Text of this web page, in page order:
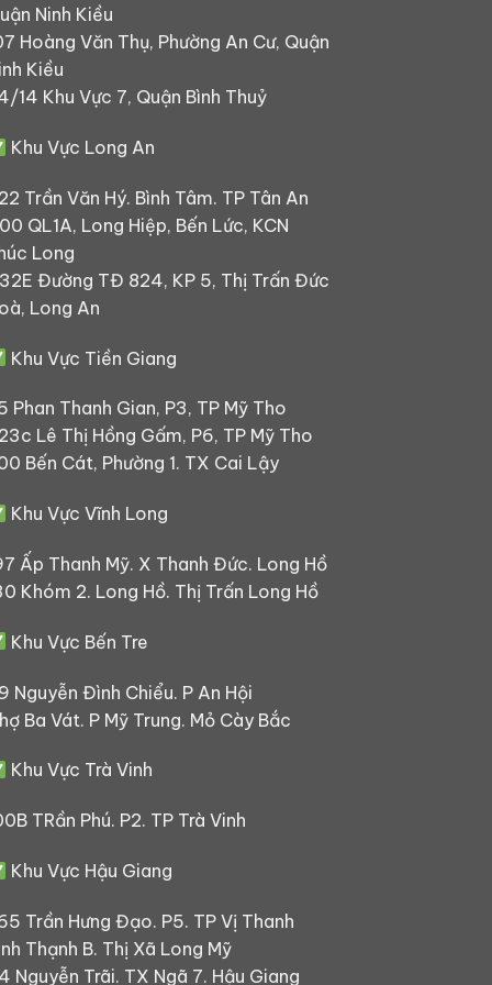
Ninh Kiều
Hoàng Văn Thụ, Phường An Cư, Quận
Kiều
14 Khu Vực 7, Quận Bình Thuỷ
Khu Vực Long An
Trần Văn Hý. Bình Tâm. TP Tân An
QL1A, Long Hiệp, Bến Lức, KCN
Long
Đường TĐ 824, KP 5, Thị Trấn Đức
Long An
Khu Vực Tiền Giang
Phan Thanh Gian, P3, TP Mỹ Tho
Lê Thị Hồng Gấm, P6, TP Mỹ Tho
Bến Cát, Phường 1. TX Cai Lậy
Khu Vực Vĩnh Long
Ấp Thanh Mỹ. X Thanh Đức. Long Hồ
Khóm 2. Long Hồ. Thị Trấn Long Hồ
Khu Vực Bến Tre
Nguyễn Đình Chiểu. P An Hội
Ba Vát. P Mỹ Trung. Mỏ Cày Bắc
Khu Vực Trà Vinh
TRần Phú. P2. TP Trà Vinh
Khu Vực Hậu Giang
Trần Hưng Đạo. P5. TP Vị Thanh
Thạnh B. Thị Xã Long Mỹ
Nguyễn Trãi. TX Ngã 7. Hậu Giang